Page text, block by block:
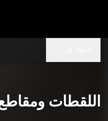
اللقطات ومقاطع